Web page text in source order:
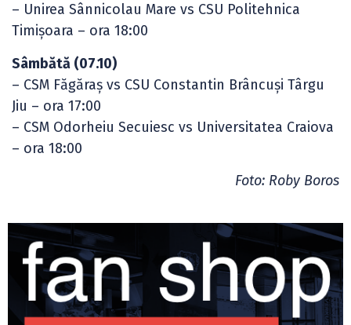
– Unirea Sânnicolau Mare vs CSU Politehnica
Timișoara – ora 18:00
Sâmbătă (07.10)
– CSM Făgăraș vs CSU Constantin Brâncuși Târgu
Jiu – ora 17:00
– CSM Odorheiu Secuiesc vs Universitatea Craiova
– ora 18:00
Foto: Roby Boros